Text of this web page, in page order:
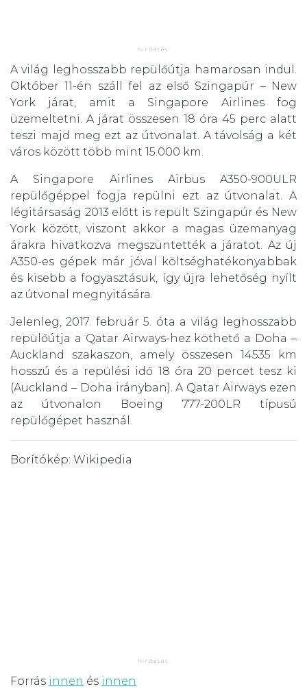
A világ leghosszabb repülőútja hamarosan indul.
Október 11-én száll fel az első Szingapúr – New
York járat, amit a Singapore Airlines fog
üzemeltetni. A járat összesen 18 óra 45 perc alatt
teszi majd meg ezt az útvonalat. A távolság a két
város között több mint 15.000 km.
A Singapore Airlines Airbus A350-900ULR
repülőgéppel fogja repülni ezt az útvonalat. A
légitársaság 2013 előtt is repült Szingapúr és New
York között, viszont akkor a magas üzemanyag
árakra hivatkozva megszüntették a járatot. Az új
A350-es gépek már jóval költséghatékonyabbak
és kisebb a fogyasztásuk, így újra lehetőség nyílt
az útvonal megnyitására.
Jelenleg, 2017. február 5. óta a világ leghosszabb
repülőútja a Qatar Airways-hez köthető a Doha –
Auckland szakaszon, amely összesen 14535 km
hosszú és a repülési idő 18 óra 20 percet tesz ki
(Auckland – Doha irányban). A Qatar Airways ezen
az útvonalon Boeing 777-200LR típusú
repülőgépet használ.
Borítókép: Wikipedia
Forrás innen és innen